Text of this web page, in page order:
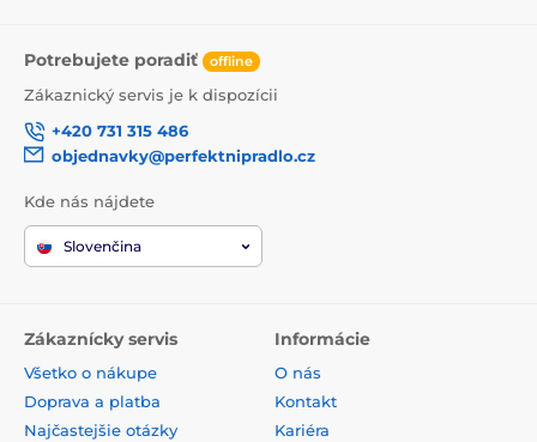
Potrebujete poradiť offline
Zákaznický servis je k dispozícii
+420 731 315 486
objednavky@perfektnipradlo.cz
Kde nás nájdete
Slovenčina
Zákaznícky servis
Všetko o nákupe
Doprava a platba
Najčastejšie otázky
Informácie
O nás
Kontakt
Kariéra